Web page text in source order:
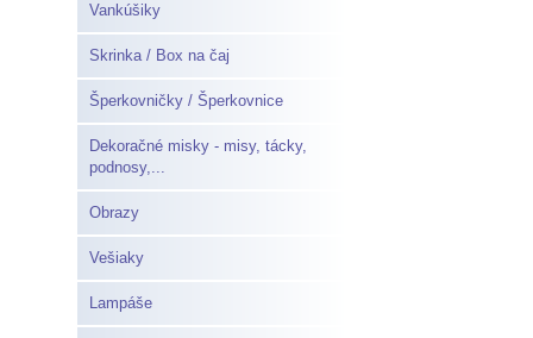
Vankúšiky
Skrinka / Box na čaj
Šperkovničky / Šperkovnice
Dekoračné misky - misy, tácky,
podnosy,...
Obrazy
Vešiaky
Lampáše